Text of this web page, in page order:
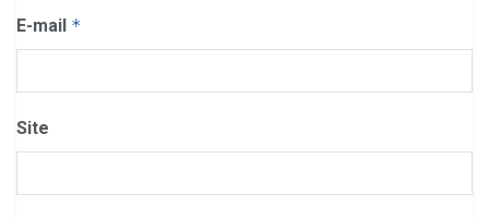
E-mail *
Site